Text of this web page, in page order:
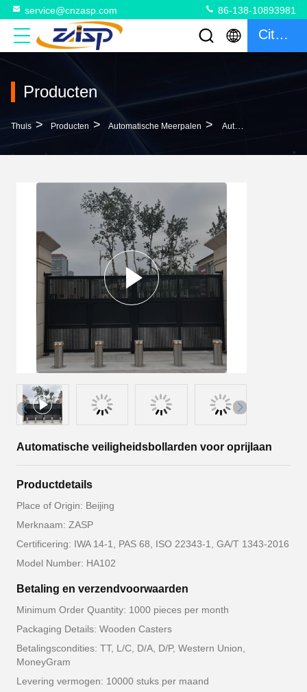
service@cnzasp.com 86-138-10893981
Citaat
Producten
Thuis > Producten > Automatische Meerpalen > Automatische Veiligheidsbollarden Voor Oprijlaan
Automatische veiligheidsbollarden voor oprijlaan
Productdetails
Place of Origin: Beijing
Merknaam: ZASP
Certificering: IWA 14-1, PAS 68, ISO 22343-1, GA/T 1343-2016
Model Number: HA102
Betaling en verzendvoorwaarden
Minimum Order Quantity: 1000 pieces per month
Packaging Details: Wooden Casters
Betalingscondities: TT, L/C, D/A, D/P, Western Union,
MoneyGram
Levering vermogen: 10000 stuks per maand